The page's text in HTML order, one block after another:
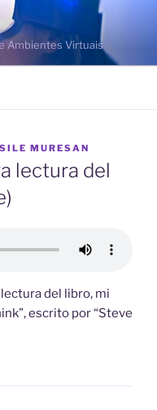
Ambientes Virtuais
MURESAN
lectura del
del libro, mi
escrito por “Steve